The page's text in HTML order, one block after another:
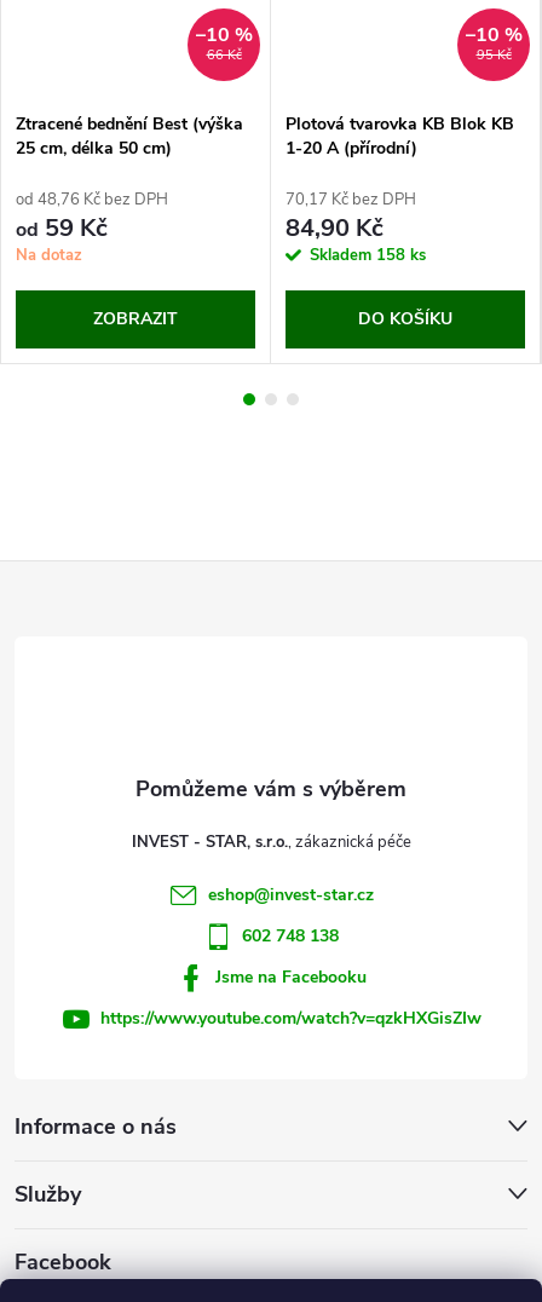
66 Kč
–10 %
Ztracené bednění Best (výška
25 cm, délka 50 cm)
od 48,76 Kč bez DPH
od 59 Kč
Na dotaz
ZOBRAZIT
95 Kč
–10 %
Plotová tvarovka KB Blok KB
1-20 A (přírodní)
70,17 Kč bez DPH
84,90 Kč
Skladem 158 ks
DO KOŠÍKU
Informace o nás
Služby
Facebook
INVEST - STAR, s.r.o.
eshop@invest-star.cz
602 748 138
Jsme na Facebooku
https://www.youtube.com/watch?v=qzkHXGisZIw